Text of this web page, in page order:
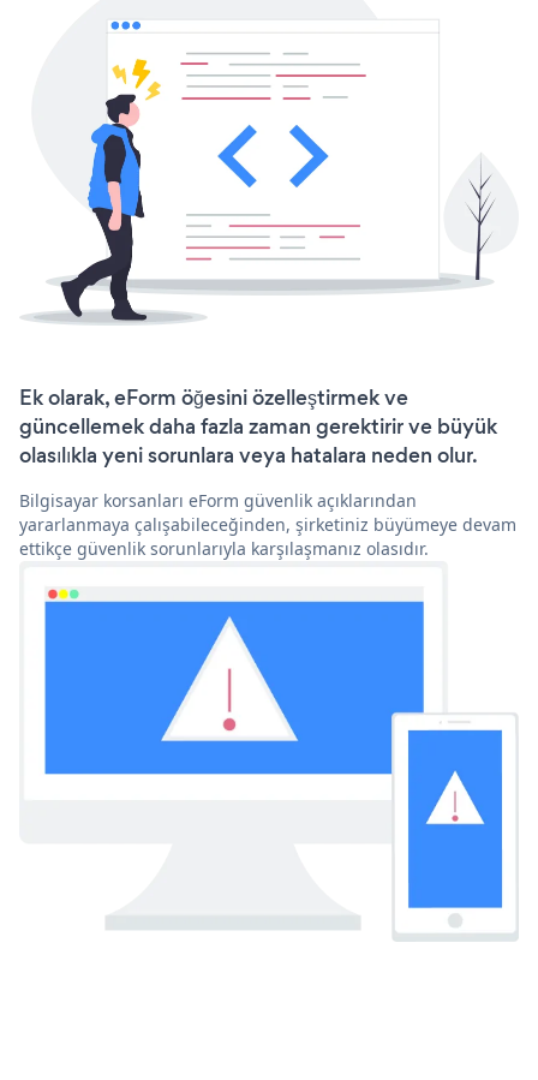
Ek olarak, eForm öğesini özelleştirmek ve
güncellemek daha fazla zaman gerektirir ve büyük
olasılıkla yeni sorunlara veya hatalara neden olur.
Bilgisayar korsanları eForm güvenlik açıklarından
yararlanmaya çalışabileceğinden, şirketiniz büyümeye devam
ettikçe güvenlik sorunlarıyla karşılaşmanız olasıdır.